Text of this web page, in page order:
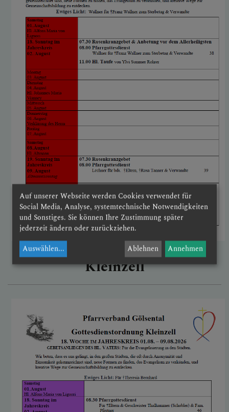
Gottesdienst herunterladen
Kleinzell
Auf unserer Webseite werden Cookies verwendet für
Social Media, Analyse, systemtechnische Notwendigkeiten
und Sonstiges. Sie können Ihre Zustimmung später
jederzeit ändern oder zurückziehen.
Auswählen... Ablehnen Annehmen